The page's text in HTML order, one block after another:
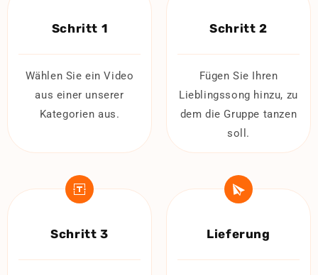
Schritt 1
Wählen Sie ein Video
aus einer unserer
Kategorien aus.
Schritt 2
Fügen Sie Ihren
Lieblingssong hinzu, zu
dem die Gruppe tanzen
soll.
Schritt 3 Lieferung